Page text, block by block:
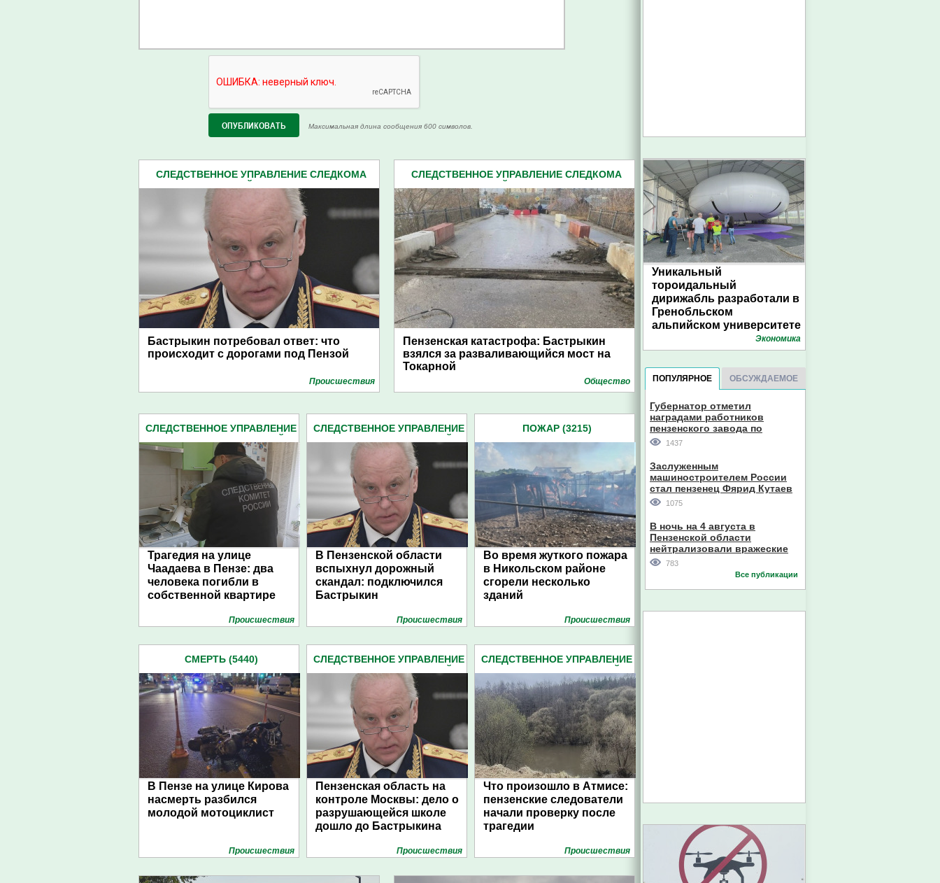
Максимальная длина сообщения 600 символов.
СЛЕДСТВЕННОЕ УПРАВЛЕНИЕ СЛЕДКОМА
Бастрыкин потребовал ответ: что
происходит с дорогами под Пензой
Проиcшествия
СЛЕДСТВЕННОЕ УПРАВЛЕНИЕ СЛЕДКОМА
Пензенская катастрофа: Бастрыкин
взялся за разваливающийся мост на
Токарной
Общество
СЛЕДСТВЕННОЕ УПРАВЛЕНИЕ
ОБЛАСТИ (2162)
Трагедия на улице
Чаадаева в Пензе: два
человека погибли в
собственной квартире
Проиcшествия
СЛЕДСТВЕННОЕ УПРАВЛЕНИЕ
ОБЛАСТИ (2162)
В Пензенской области
вспыхнул дорожный
скандал: подключился
Бастрыкин
Проиcшествия
ПОЖАР (3215)
Во время жуткого пожара
в Никольском районе
сгорели несколько
зданий
Проиcшествия
СМЕРТЬ (5440)
В Пензе на улице Кирова
насмерть разбился
молодой мотоциклист
Проиcшествия
СЛЕДСТВЕННОЕ УПРАВЛЕНИЕ
ОБЛАСТИ (2162)
Пензенская область на
контроле Москвы: дело о
разрушающейся школе
дошло до Бастрыкина
Проиcшествия
СЛЕДСТВЕННОЕ УПРАВЛЕНИЕ
ОБЛАСТИ (2162)
Что произошло в Атмисе:
пензенские следователи
начали проверку после
трагедии
Проиcшествия
Уникальный
тороидальный
дирижабль разработали в
Гренобльском
альпийском университете
Экономика
ПОПУЛЯРНОЕ ОБСУЖДАЕМОЕ
Губернатор отметил
наградами работников
пензенского завода по
производству станков
1437
Заслуженным
машиностроителем России
стал пензенец Фярид Кутаев
1075
В ночь на 4 августа в
Пензенской области
нейтрализовали вражеские
дроны
783
Все публикации